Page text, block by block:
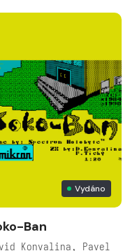
Vydáno
Ban
Konvalina, Pavel